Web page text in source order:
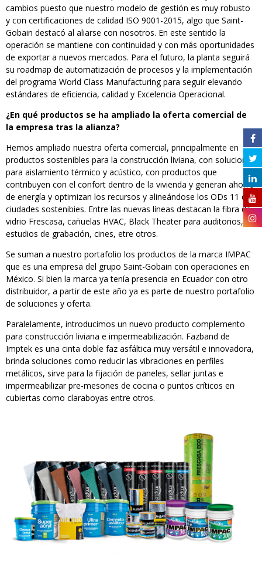
cambios puesto que nuestro modelo de gestión es muy robusto
y con certificaciones de calidad ISO 9001-2015, algo que Saint-
Gobain destacó al aliarse con nosotros. En este sentido la
operación se mantiene con continuidad y con más oportunidades
de exportar a nuevos mercados. Para el futuro, la planta seguirá
su roadmap de automatización de procesos y la implementación
del programa World Class Manufacturing para seguir elevando
estándares de eficiencia, calidad y Excelencia Operacional.
¿En qué productos se ha ampliado la oferta comercial de
la empresa tras la alianza?
Hemos ampliado nuestra oferta comercial, principalmente en
productos sostenibles para la construcción liviana, con soluciones
para aislamiento térmico y acústico, con productos que
contribuyen con el confort dentro de la vivienda y generan ahorro
de energía y optimizan los recursos y alineándose los ODs 11 de
ciudades sostenibies. Entre las nuevas líneas destacan la fibra de
vidrio Frescasa, cañuelas HVAC, Black Theater para auditorios,
estudios de grabación, cines, etre otros.
Se suman a nuestro portafolio los productos de la marca IMPAC
que es una empresa del grupo Saint-Gobain con operaciones en
México. Si bien la marca ya tenía presencia en Ecuador con otro
distribuidor, a partir de este año ya es parte de nuestro portafolio
de soluciones y oferta.
Paralelamente, introducimos un nuevo producto complemento
para construcción liviana e impermeabilización. Fazband de
Imptek es una cinta doble faz asfáltica muy versátil e innovadora,
brinda soluciones como reducir las vibraciones en perfiles
metálicos, sirve para la fijación de paneles, sellar juntas e
impermeabilizar pre-mesones de cocina o puntos críticos en
cubiertas como claraboyas entre otros.